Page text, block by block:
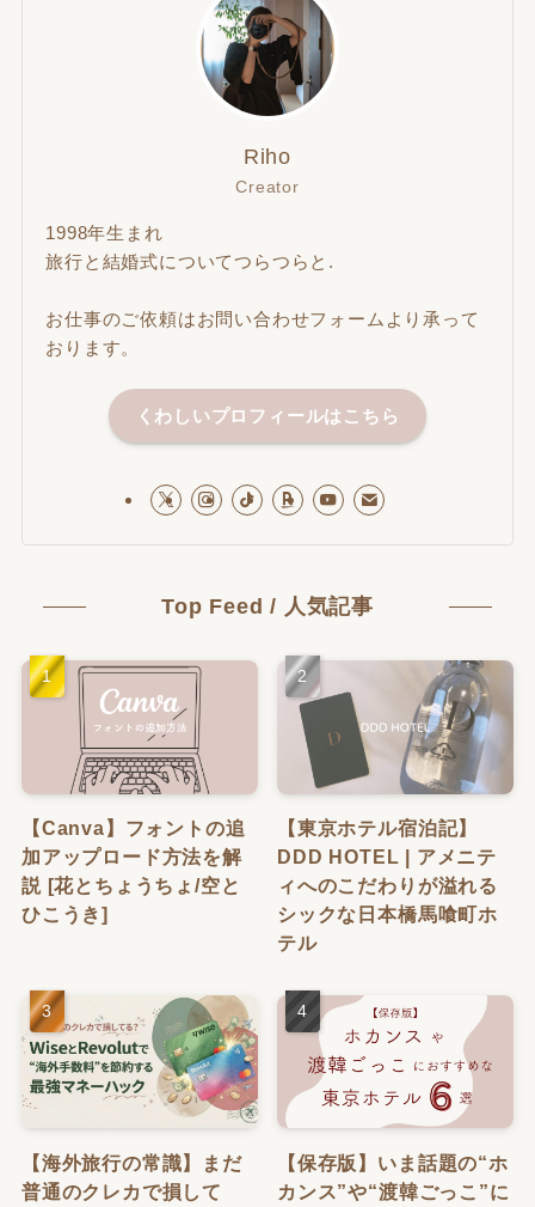
Riho
Creator
1998年生まれ
旅行と結婚式についてつらつらと.
お仕事のご依頼はお問い合わせフォームより承って
おります。
くわしいプロフィールはこちら
Top Feed / 人気記事
【Canva】フォントの追
加アップロード方法を解
説 [花とちょうちょ/空と
ひこうき]
【東京ホテル宿泊記】
DDD HOTEL | アメニテ
ィへのこだわりが溢れる
シックな日本橋馬喰町ホ
テル
【海外旅行の常識】まだ
普通のクレカで損して
【保存版】いま話題の“ホ
カンス”や“渡韓ごっこ”に